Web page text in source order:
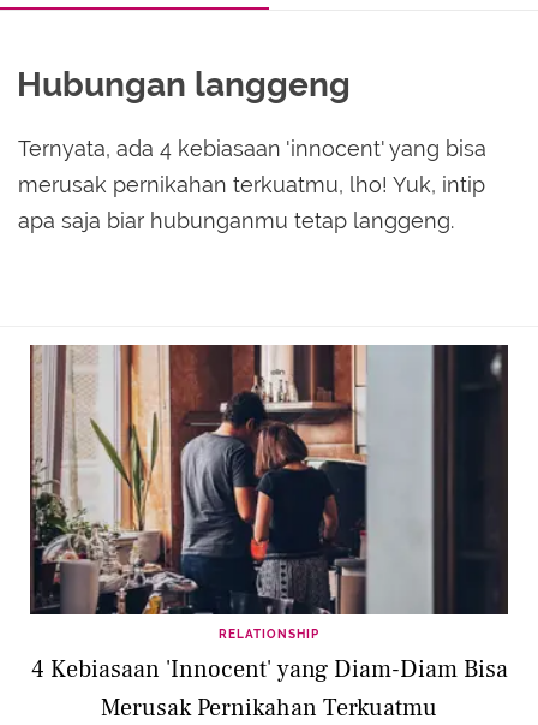
Hubungan langgeng
Ternyata, ada 4 kebiasaan 'innocent' yang bisa
merusak pernikahan terkuatmu, lho! Yuk, intip
apa saja biar hubunganmu tetap langgeng.
RELATIONSHIP
4 Kebiasaan 'Innocent' yang Diam-Diam Bisa
Merusak Pernikahan Terkuatmu